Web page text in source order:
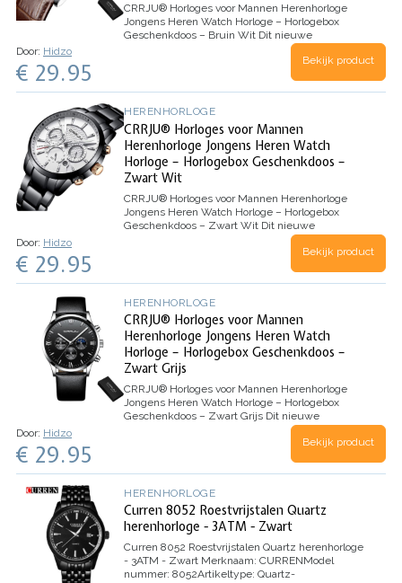
CRRJU® Horloges voor Mannen Herenhorloge
Jongens Heren Watch Horloge – Horlogebox
Geschenkdoos – Bruin Wit Dit nieuwe
herenhorloge van CRRJU is een prachtig modern,
stijlvol en casualsport herenhorloge. Gemaakt
van een Genuine lederen band met een
Door: Hidzo
€ 29.95 Bekijk product
HERENHORLOGE
CRRJU® Horloges voor Mannen
Herenhorloge Jongens Heren Watch
Horloge – Horlogebox Geschenkdoos –
Zwart Wit
CRRJU® Horloges voor Mannen Herenhorloge
Jongens Heren Watch Horloge – Horlogebox
Geschenkdoos – Zwart Wit Dit nieuwe
is een prachtigmodern,
sport herenhorloge. Gemaakt
Door: Hidzo
€ 29.95 Bekijk product
HERENHORLOGE
CRRJU® Horloges voor Mannen
Herenhorloge Jongens Heren Watch
Horloge – Horlogebox Geschenkdoos –
Zwart Grijs
CRRJU® Horloges voor Mannen Herenhorloge
Jongens Heren Watch Horloge – Horlogebox
Geschenkdoos – Zwart Grijs Dit nieuwe
herenhorloge van CRRJU is een prachtig modern,
stijlvol en casualsport mannen horloge. Gemaakt
van hoogwaardige roestvrijstalen band met een
Door: Hidzo
€ 29.95 Bekijk product
HERENHORLOGE
Curren 8052 Roestvrijstalen Quartz
herenhorloge - 3ATM - Zwart
Curren 8052 Roestvrijstalen Quartz herenhorloge
- 3ATM - Zwart Merknaam: CURRENModel
nummer: 8052Artikeltype: Quartz-